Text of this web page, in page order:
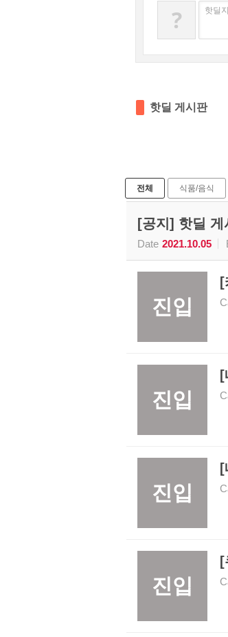
? 핫딜
핫딜 게시판
전체 식품/음식
[공지] 핫딜 게
Date 2021.10.05
진입
[
진입
[
진입
[
진입
[